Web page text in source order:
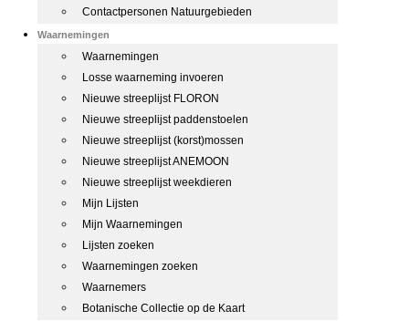
Contactpersonen Natuurgebieden
Waarnemingen
Waarnemingen
Losse waarneming invoeren
Nieuwe streeplijst FLORON
Nieuwe streeplijst paddenstoelen
Nieuwe streeplijst (korst)mossen
Nieuwe streeplijst ANEMOON
Nieuwe streeplijst weekdieren
Mijn Lijsten
Mijn Waarnemingen
Lijsten zoeken
Waarnemingen zoeken
Waarnemers
Botanische Collectie op de Kaart